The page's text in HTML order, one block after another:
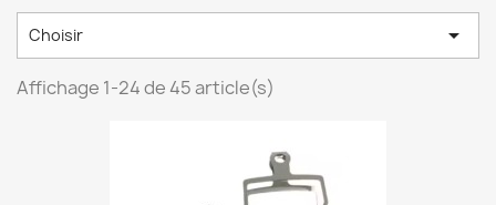
Choisir 
Affichage 1-24 de 45 article(s)